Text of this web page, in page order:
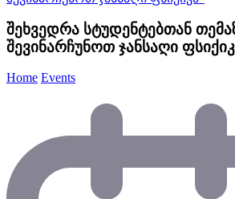
შეხვედრა სტუდენტებთან
შევინარჩუნოთ ჯანსაღი
Home Events